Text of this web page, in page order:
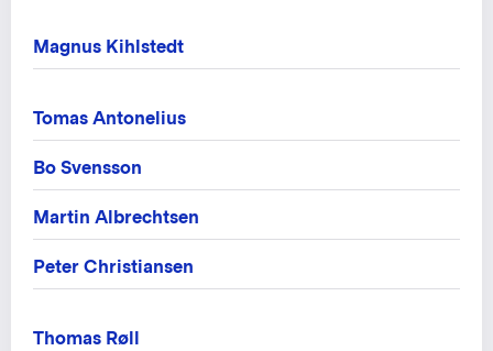
Magnus Kihlstedt
Tomas Antonelius
Bo Svensson
Martin Albrechtsen
Peter Christiansen
Thomas Røll